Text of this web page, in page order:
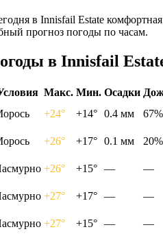
в Innisfail Estate
прогноз погоды по часам.
в Innisfail
Макс. Мин. Осадки
+24° +14° 0.4 мм
67%
+26° +17° 0.1 мм
20%
+26° +15° —
—
+27° +17° —
—
+27° +15° —
—